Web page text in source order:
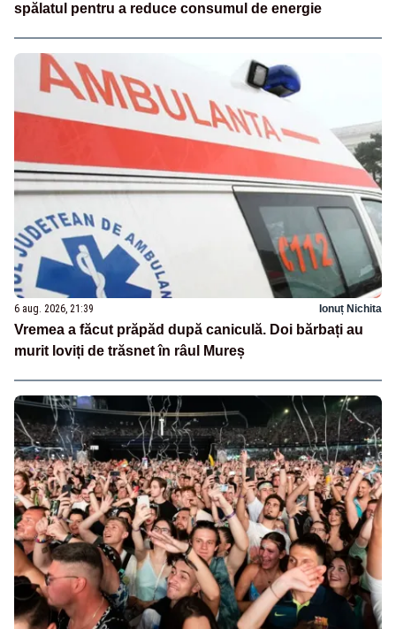
spălatul pentru a reduce consumul de energie
6 aug. 2026, 21:39 Ionuț Nichita
Vremea a făcut prăpăd după caniculă. Doi bărbați au
murit loviți de trăsnet în râul Mureș